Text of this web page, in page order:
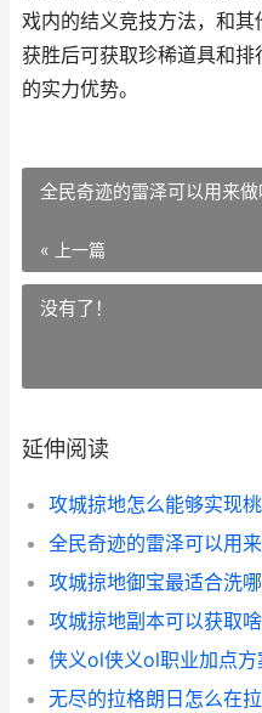
戏内的结义竞技方法，和其
获胜后可获取珍稀道具和
的实力优势。
全民奇迹的雷泽可以用来
« 上一篇
没有了！
延伸阅读